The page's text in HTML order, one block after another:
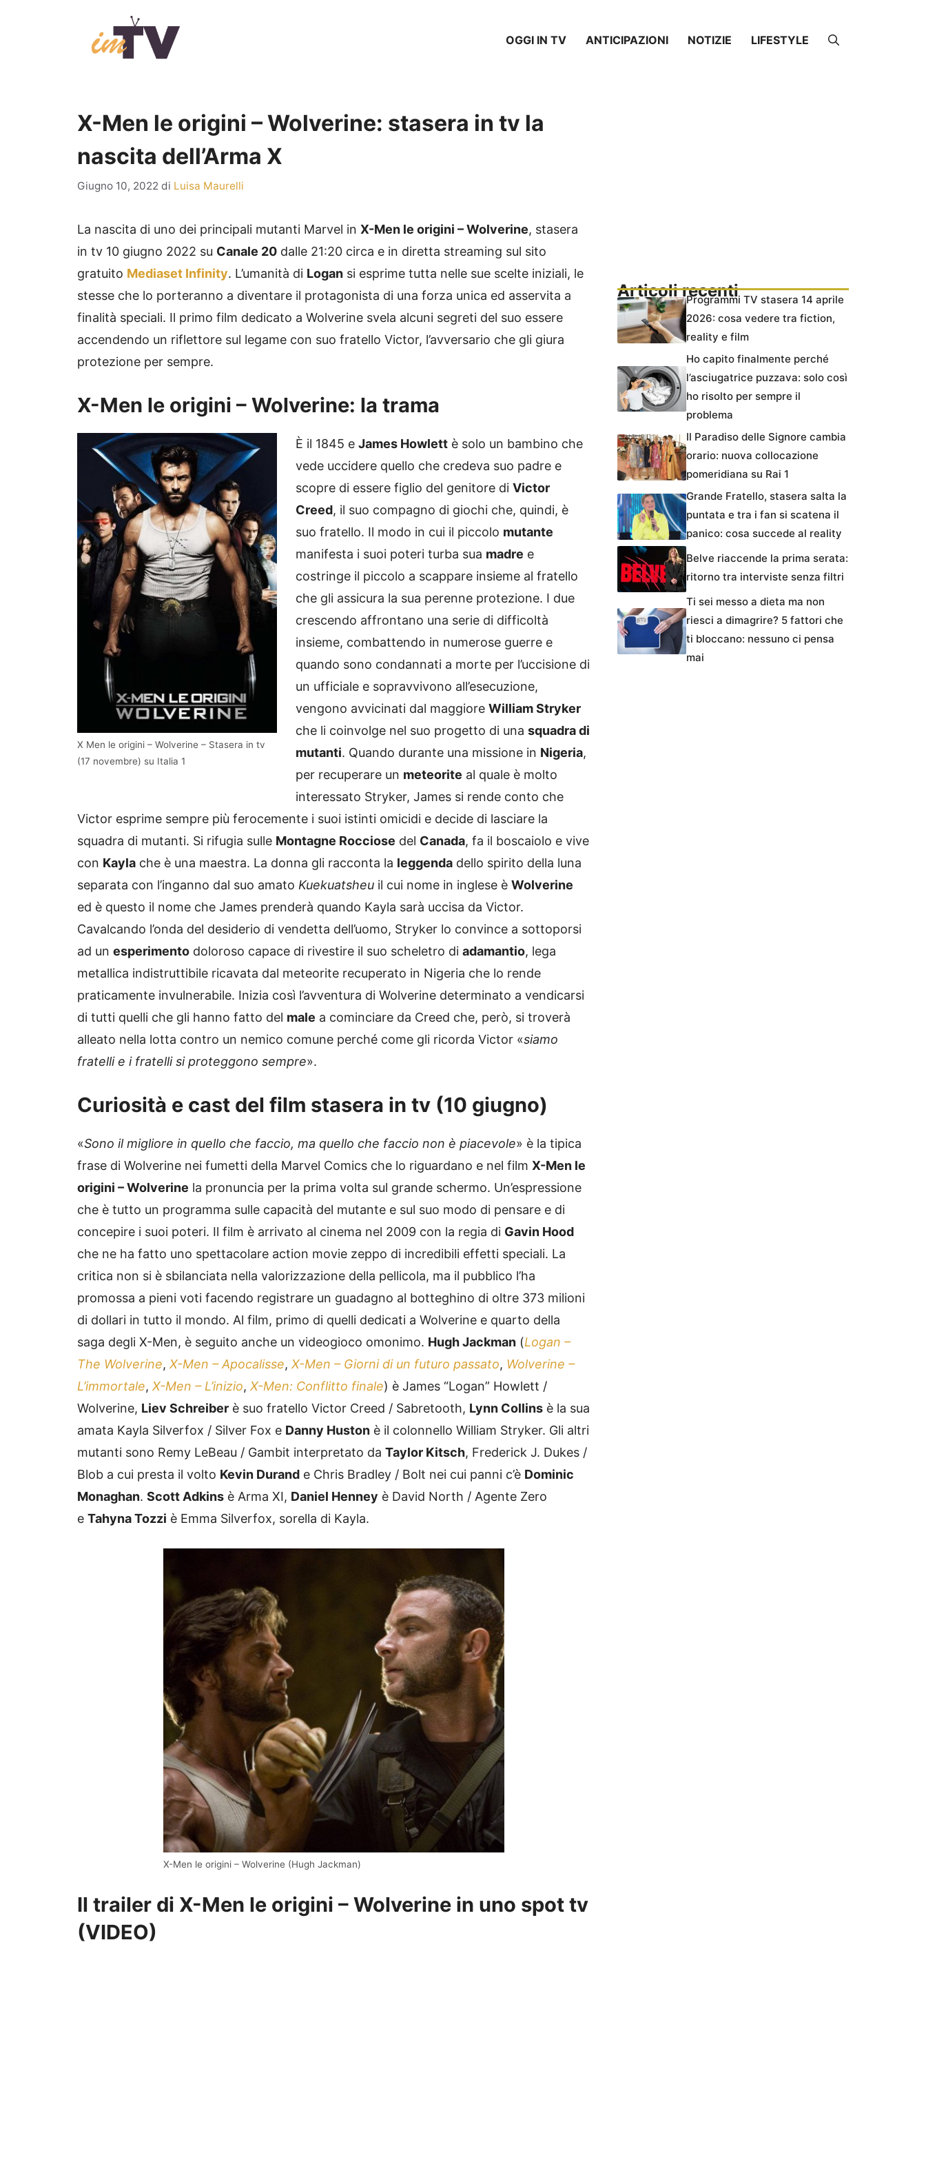
OGGI IN TV ANTICIPAZIONI NOTIZIE LIFESTYLE
X-Men le origini – Wolverine: stasera in tv la
nascita dell’Arma X
Giugno 10, 2022 di Luisa Maurelli
La nascita di uno dei principali mutanti Marvel in X-Men le origini – Wolverine, stasera
in tv 10 giugno 2022 su Canale 20 dalle 21:20 circa e in diretta streaming sul sito
gratuito Mediaset Infinity. L’umanità di Logan si esprime tutta nelle sue scelte iniziali, le
stesse che lo porteranno a diventare il protagonista di una forza unica ed asservita a
finalità speciali. Il primo film dedicato a Wolverine svela alcuni segreti del suo essere
accendendo un riflettore sul legame con suo fratello Victor, l’avversario che gli giura
protezione per sempre.
X-Men le origini – Wolverine: la trama
X Men le origini – Wolverine – Stasera in tv
(17 novembre) su Italia 1
È il 1845 e James Howlett è solo un bambino che
vede uccidere quello che credeva suo padre e
scopre di essere figlio del genitore di Victor
Creed, il suo compagno di giochi che, quindi, è
suo fratello. Il modo in cui il piccolo mutante
manifesta i suoi poteri turba sua madre e
costringe il piccolo a scappare insieme al fratello
che gli assicura la sua perenne protezione. I due
crescendo affrontano una serie di difficoltà
insieme, combattendo in numerose guerre e
quando sono condannati a morte per l’uccisione di
un ufficiale e sopravvivono all’esecuzione,
vengono avvicinati dal maggiore William Stryker
che li coinvolge nel suo progetto di una squadra di
mutanti. Quando durante una missione in Nigeria,
per recuperare un meteorite al quale è molto
interessato Stryker, James si rende conto che
Victor esprime sempre più ferocemente i suoi istinti omicidi e decide di lasciare la
squadra di mutanti. Si rifugia sulle Montagne Rocciose del Canada, fa il boscaiolo e vive
con Kayla che è una maestra. La donna gli racconta la leggenda dello spirito della luna
separata con l’inganno dal suo amato Kuekuatsheu il cui nome in inglese è Wolverine
ed è questo il nome che James prenderà quando Kayla sarà uccisa da Victor.
Cavalcando l’onda del desiderio di vendetta dell’uomo, Stryker lo convince a sottoporsi
ad un esperimento doloroso capace di rivestire il suo scheletro di adamantio, lega
metallica indistruttibile ricavata dal meteorite recuperato in Nigeria che lo rende
praticamente invulnerabile. Inizia così l’avventura di Wolverine determinato a vendicarsi
di tutti quelli che gli hanno fatto del male a cominciare da Creed che, però, si troverà
alleato nella lotta contro un nemico comune perché come gli ricorda Victor «siamo
fratelli e i fratelli si proteggono sempre».
Curiosità e cast del film stasera in tv (10 giugno)
«Sono il migliore in quello che faccio, ma quello che faccio non è piacevole» è la tipica
frase di Wolverine nei fumetti della Marvel Comics che lo riguardano e nel film X-Men le
origini – Wolverine la pronuncia per la prima volta sul grande schermo. Un’espressione
che è tutto un programma sulle capacità del mutante e sul suo modo di pensare e di
concepire i suoi poteri. Il film è arrivato al cinema nel 2009 con la regia di Gavin Hood
che ne ha fatto uno spettacolare action movie zeppo di incredibili effetti speciali. La
critica non si è sbilanciata nella valorizzazione della pellicola, ma il pubblico l’ha
promossa a pieni voti facendo registrare un guadagno al botteghino di oltre 373 milioni
di dollari in tutto il mondo. Al film, primo di quelli dedicati a Wolverine e quarto della
saga degli X-Men, è seguito anche un videogioco omonimo. Hugh Jackman (Logan –
The Wolverine, X-Men – Apocalisse, X-Men – Giorni di un futuro passato, Wolverine –
L’immortale, X-Men – L’inizio, X-Men: Conflitto finale) è James “Logan” Howlett /
Wolverine, Liev Schreiber è suo fratello Victor Creed / Sabretooth, Lynn Collins è la sua
amata Kayla Silverfox / Silver Fox e Danny Huston è il colonnello William Stryker. Gli altri
mutanti sono Remy LeBeau / Gambit interpretato da Taylor Kitsch, Frederick J. Dukes /
Blob a cui presta il volto Kevin Durand e Chris Bradley / Bolt nei cui panni c’è Dominic
Monaghan. Scott Adkins è Arma XI, Daniel Henney è David North / Agente Zero
e Tahyna Tozzi è Emma Silverfox, sorella di Kayla.
X-Men le origini – Wolverine (Hugh Jackman)
Il trailer di X-Men le origini – Wolverine in uno spot tv
(VIDEO)
Articoli recentiProgrammi TV stasera 14 aprile
2026: cosa vedere tra fiction,
reality e film
Ho capito finalmente perché
l’asciugatrice puzzava: solo così
ho risolto per sempre il
problema
Il Paradiso delle Signore cambia
orario: nuova collocazione
pomeridiana su Rai 1
Grande Fratello, stasera salta la
puntata e tra i fan si scatena il
panico: cosa succede al reality
Belve riaccende la prima serata:
ritorno tra interviste senza filtri
Ti sei messo a dieta ma non
riesci a dimagrire? 5 fattori che
ti bloccano: nessuno ci pensa
mai